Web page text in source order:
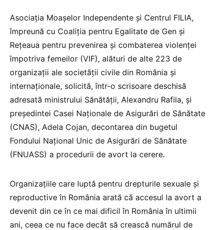
Asociația Moașelor Independente și Centrul FILIA,
împreună cu Coaliția pentru Egalitate de Gen și
Rețeaua pentru prevenirea și combaterea violenței
împotriva femeilor (VIF), alături de alte 223 de
organizații ale societății civile din România și
internaționale, solicită, într-o scrisoare deschisă
adresată ministrului Sănătății, Alexandru Rafila, și
președintei Casei Naționale de Asigurări de Sănătate
(CNAS), Adela Cojan, decontarea din bugetul
Fondului Național Unic de Asigurări de Sănătate
(FNUASS) a procedurii de avort la cerere.
Organizațiile care luptă pentru drepturile sexuale și
reproductive în România arată că accesul la avort a
devenit din ce în ce mai dificil în România în ultimii
ani, ceea ce nu face decât să crească numărul de